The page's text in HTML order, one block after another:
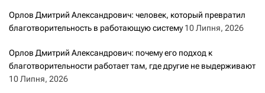
Орлов Дмитрий Александрович: человек, который превратил
благотворительность в работающую систему 10 Липня, 2026
Орлов Дмитрий Александрович: почему его подход к
благотворительности работает там, где другие не выдерживают
10 Липня, 2026